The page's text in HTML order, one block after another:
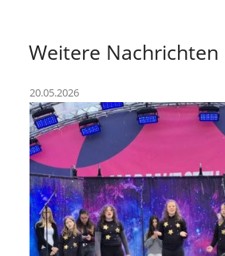
Weitere Nachrichten
20.05.2026